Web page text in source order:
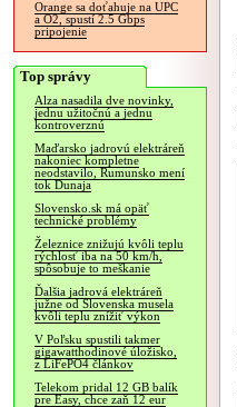
Orange sa doťahuje na UPC
a O2, spustí 2.5 Gbps
pripojenie
Top správy
Alza nasadila dve novinky,
jednu užitočnú a jednu
kontroverznú
Maďarsko jadrovú elektráreň
nakoniec kompletne
neodstavilo, Rumunsko mení
tok Dunaja
Slovensko.sk má opäť
technické problémy
Železnice znižujú kvôli teplu
rýchlosť iba na 50 km/h,
spôsobuje to meškanie
Ďalšia jadrová elektráreň
južne od Slovenska musela
kvôli teplu znížiť výkon
V Poľsku spustili takmer
gigawatthodinové úložisko,
z LiFePO4 článkov
Telekom pridal 12 GB balík
pre Easy, chce zaň 12 eur